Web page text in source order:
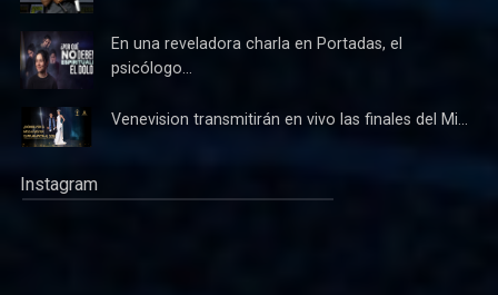
En una reveladora charla en Portadas, el
psicólogo...
Venevision transmitirán en vivo las finales del Mi...
Instagram